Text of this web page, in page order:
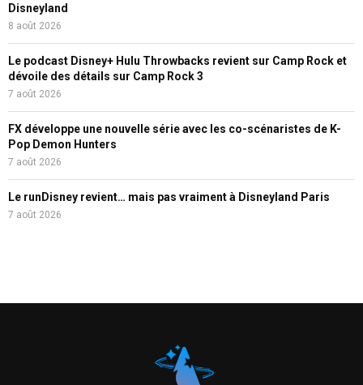
Disneyland
8 août 2026
Le podcast Disney+ Hulu Throwbacks revient sur Camp Rock et
dévoile des détails sur Camp Rock 3
7 août 2026
FX développe une nouvelle série avec les co-scénaristes de K-
Pop Demon Hunters
7 août 2026
Le runDisney revient… mais pas vraiment à Disneyland Paris
7 août 2026